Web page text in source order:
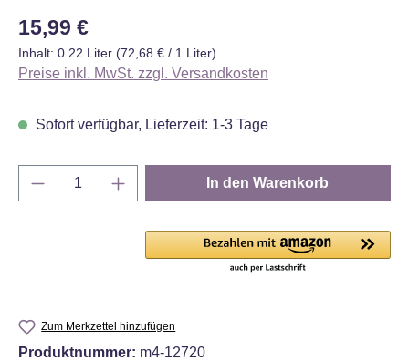
Regulärer Preis:
15,99 €
Inhalt: 0.22 Liter (72,68 € / 1 Liter)
Preise inkl. MwSt. zzgl. Versandkosten
Sofort verfügbar, Lieferzeit: 1-3 Tage
Produkt Anzahl: Gib den gewünschten
In den Warenkorb
Zum Merkzettel hinzufügen
Produktnummer: m4-12720